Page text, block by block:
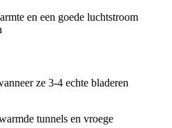
en een goede luchtstroom
ze 3-4 echte bladeren
tunnels en vroege